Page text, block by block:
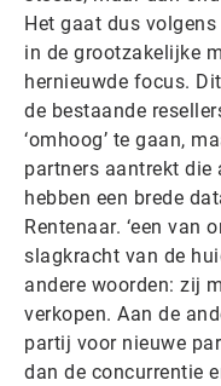
Het gaat dus
in de grootzakelijke
hernieuwde focus.
de bestaande
‘omhoog’ te gaan,
partners aantrekt die
hebben een brede
Rentenaar. ‘een van
slagkracht van de
andere woorden: zij
verkopen. Aan de
partij voor nieuwe
dan de concurrentie